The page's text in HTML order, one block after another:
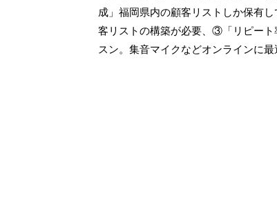
成」福岡県内の顧客リストしか保有
客リストの構築が必要、③「リピー
スン。集音マイクなどオンラインに